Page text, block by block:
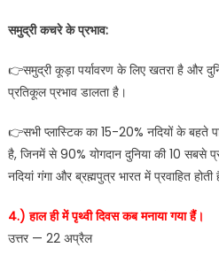
समुद्री कचरे के प्रभाव:
👉समुद्री कूड़ा पर्यावरण के लिए खतरा है और
प्रतिकूल प्रभाव डालता है।
👉सभी प्लास्टिक का 15-20% नदियों के बहते
है, जिनमें से 90% योगदान दुनिया की 10 सबसे
नदियां गंगा और ब्रह्मपुत्र भारत में प्रवाहित होती
4.) हाल ही में पृथ्वी दिवस कब मनाया गया हैं।
उत्तर — 22 अप्रैल